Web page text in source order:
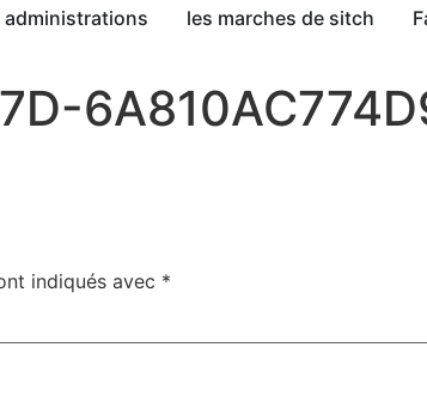
les marches de sitch
indiqués avec *